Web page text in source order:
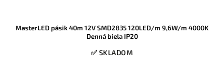
MasterLED pásik 40m 12V SMD2835 120LED/m 9,6W/m 4000K
Denná biela IP20
✅ SKLADOM